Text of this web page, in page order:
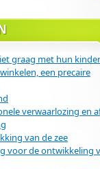
graag met hun
een precaire
verwaarlozing en
van de zee
voor de ontwikkeling